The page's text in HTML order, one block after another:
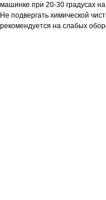
машинке при 20-30 градусах
Не подвергать химической
рекомендуется на слабых